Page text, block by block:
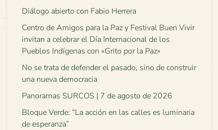
Diálogo abierto con Fabio Herrera
Centro de Amigos para la Paz y Festival Buen Vivir
invitan a celebrar el Día Internacional de los
Pueblos Indígenas con «Grito por la Paz»
No se trata de defender el pasado, sino de construir
una nueva democracia
Panoramas SURCOS | 7 de agosto de 2026
Bloque Verde: “La acción en las calles es luminaria
de esperanza”